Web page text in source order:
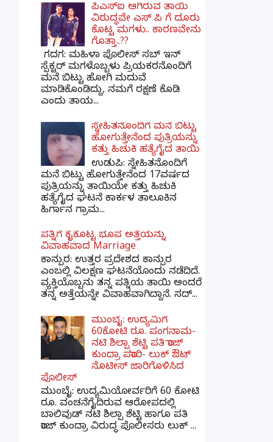
ಪಿಎಸ್​ಐ ಆಗಿರುವ ತಾಯಿ
ವಿರುದ್ಧವೇ ಎಸ್ ಪಿ ಗೆ ದೂರು
ಕೊಟ್ಟ ಮಗಳು.. ಕಾರಣವೇನು
ಗೊತ್ತಾ..??
ಗದಗ​: ಮಹಿಳಾ ಪೊಲೀಸ್​ ಸಬ್ ​ಇನ್​
ಸ್ಪೆಕ್ಟರ್​ ಮಗಳೊಬ್ಬಳು ಪ್ರಿಯಕರನೊಂದಿಗೆ
ಮನೆ ಬಿಟ್ಟು ಹೋಗಿ ಮದುವೆ
ಮಾಡಿಕೊಂಡಿದ್ದು, ನಮಗೆ ರಕ್ಷಣೆ ಕೊಡಿ
ಎಂದು ತಾಯ...
ಸ್ನೇಹಿತನೊಂದಿಗೆ ಮನೆ ಬಿಟ್ಟು
ಹೋಗುತ್ತೇನೆಂದ ಪುತ್ರಿಯನ್ನು
ಕತ್ತು ಹಿಚುಕಿ ಹತ್ಯೆಗೈದ ತಾಯಿ
ಉಡುಪಿ: ಸ್ನೇಹಿತನೊಂದಿಗೆ
ಮನೆ ಬಿಟ್ಟು ಹೋಗುತ್ತೇನೆಂದ 17ವರ್ಷದ
ಪುತ್ರಿಯನ್ನು ತಾಯಿಯೇ ಕತ್ತು ಹಿಚುಕಿ
ಹತ್ಯೆಗೈದ ಘಟನೆ ಕಾರ್ಕಳ ತಾಲೂಕಿನ
ಹಿರ್ಗಾನ ಗ್ರಾಮ...
ಪತ್ನಿಗೆ ಕೈಕೊಟ್ಟ ಭೂಪ ಅತ್ತೆಯನ್ನು
ವಿವಾಹವಾದ Marriage
ಕಾನ್ಪುರ: ಉತ್ತರ ಪ್ರದೇಶದ ಕಾನ್ಪುರ
ಎಂಬಲ್ಲಿ ವಿಲಕ್ಷಣ ಘಟನೆಯೊಂದು ನಡೆದಿದೆ.
ವ್ಯಕ್ತಿಯೊಬ್ಬನು ತನ್ನ ಪತ್ನಿಯ ತಾಯಿ ಅಂದರೆ
ತನ್ನ ಅತ್ತೆಯನ್ನೇ ವಿವಾಹವಾಗಿದ್ದಾನೆ. ಸದ್...
ಮುಂಬೈ: ಉದ್ಯಮಿಗೆ
60ಕೋಟಿ ರೂ. ಪಂಗನಾಮ-
ನಟಿ ಶಿಲ್ಪಾ ಶೆಟ್ಟಿ ಪತಿ ರಾಜ್
ಕುಂದ್ರಾ ಪರಾರಿ- ಲುಕ್ ಔಟ್
ನೊಟೀಸ್ ಜಾರಿಗೊಳಿಸಿದ
ಪೊಲೀಸ್
ಮುಂಬೈ: ಉದ್ಯಮಿಯೋರ್ವರಿಗೆ 60 ಕೋಟಿ
ರೂ. ವಂಚನೆಗೈದಿರುವ ಆರೋಪದಲ್ಲಿ
ಬಾಲಿವುಡ್ ನಟಿ ಶಿಲ್ಪಾ ಶೆಟ್ಟಿ ಹಾಗೂ ಪತಿ
ರಾಜ್ ಕುಂದ್ರಾ ವಿರುದ್ಧ ಪೊಲೀಸರು ಲುಕ್ ...